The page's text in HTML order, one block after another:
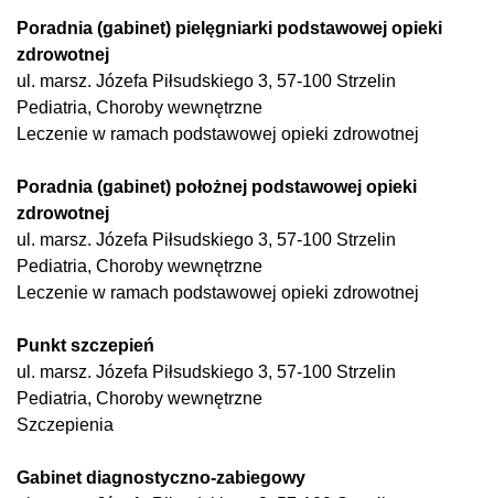
Poradnia (gabinet) pielęgniarki podstawowej opieki
zdrowotnej
ul. marsz. Józefa Piłsudskiego 3, 57-100 Strzelin
Pediatria, Choroby wewnętrzne
Leczenie w ramach podstawowej opieki zdrowotnej
Poradnia (gabinet) położnej podstawowej opieki
zdrowotnej
ul. marsz. Józefa Piłsudskiego 3, 57-100 Strzelin
Pediatria, Choroby wewnętrzne
Leczenie w ramach podstawowej opieki zdrowotnej
Punkt szczepień
ul. marsz. Józefa Piłsudskiego 3, 57-100 Strzelin
Pediatria, Choroby wewnętrzne
Szczepienia
Gabinet diagnostyczno-zabiegowy